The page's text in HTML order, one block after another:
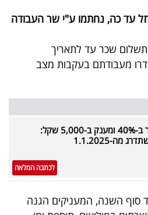
עד כה, נחתמו ע"י שר העבודה
תשלום שכר עד לתאריך
שנעדרו מעבודתם בעקבות מצב
שדרוג השכר ב-40% ומענק ב-5,000 שקל:
מה-1.1.2025
לכתבה המלאה
סוף השנה, המעניקים הגנה